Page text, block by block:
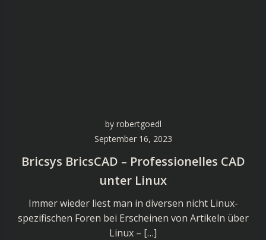
by robertgoedl
September 16, 2023
Bricsys BricsCAD – Professionelles CAD
unter Linux
Immer wieder liest man in diversen nicht Linux-
spezifischen Foren bei Erscheinen von Artikeln über
Linux – […]